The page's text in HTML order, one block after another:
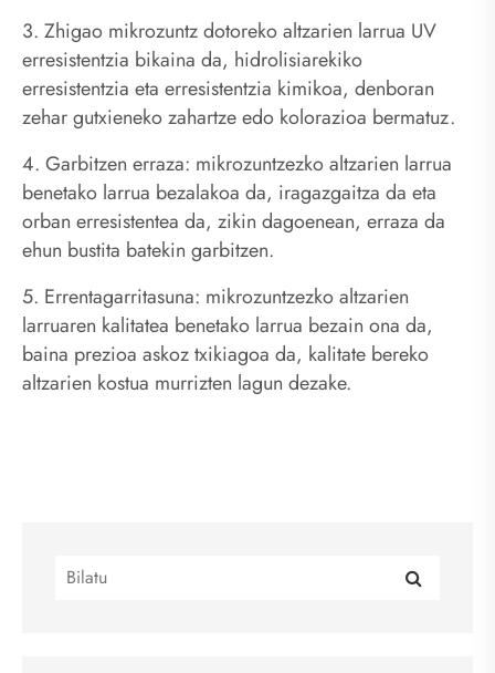
3. Zhigao mikrozuntz dotoreko altzarien larrua UV
erresistentzia bikaina da, hidrolisiarekiko
erresistentzia eta erresistentzia kimikoa, denboran
zehar gutxieneko zahartze edo kolorazioa bermatuz.
4. Garbitzen erraza: mikrozuntzezko altzarien larrua
benetako larrua bezalakoa da, iragazgaitza da eta
orban erresistentea da, zikin dagoenean, erraza da
ehun bustita batekin garbitzen.
5. Errentagarritasuna: mikrozuntzezko altzarien
larruaren kalitatea benetako larrua bezain ona da,
baina prezioa askoz txikiagoa da, kalitate bereko
altzarien kostua murrizten lagun dezake.